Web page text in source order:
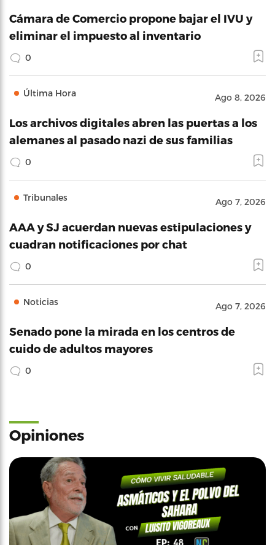
Cámara de Comercio propone bajar el IVU y
eliminar el impuesto al inventario
0
Última Hora Ago 8, 2026
Los archivos digitales abren las puertas a los
alemanes al pasado nazi de sus familias
0
Tribunales Ago 7, 2026
AAA y SJ acuerdan nuevas estipulaciones y
cuadran notificaciones por chat
0
Noticias Ago 7, 2026
Senado pone la mirada en los centros de
cuido de adultos mayores
0
Opiniones